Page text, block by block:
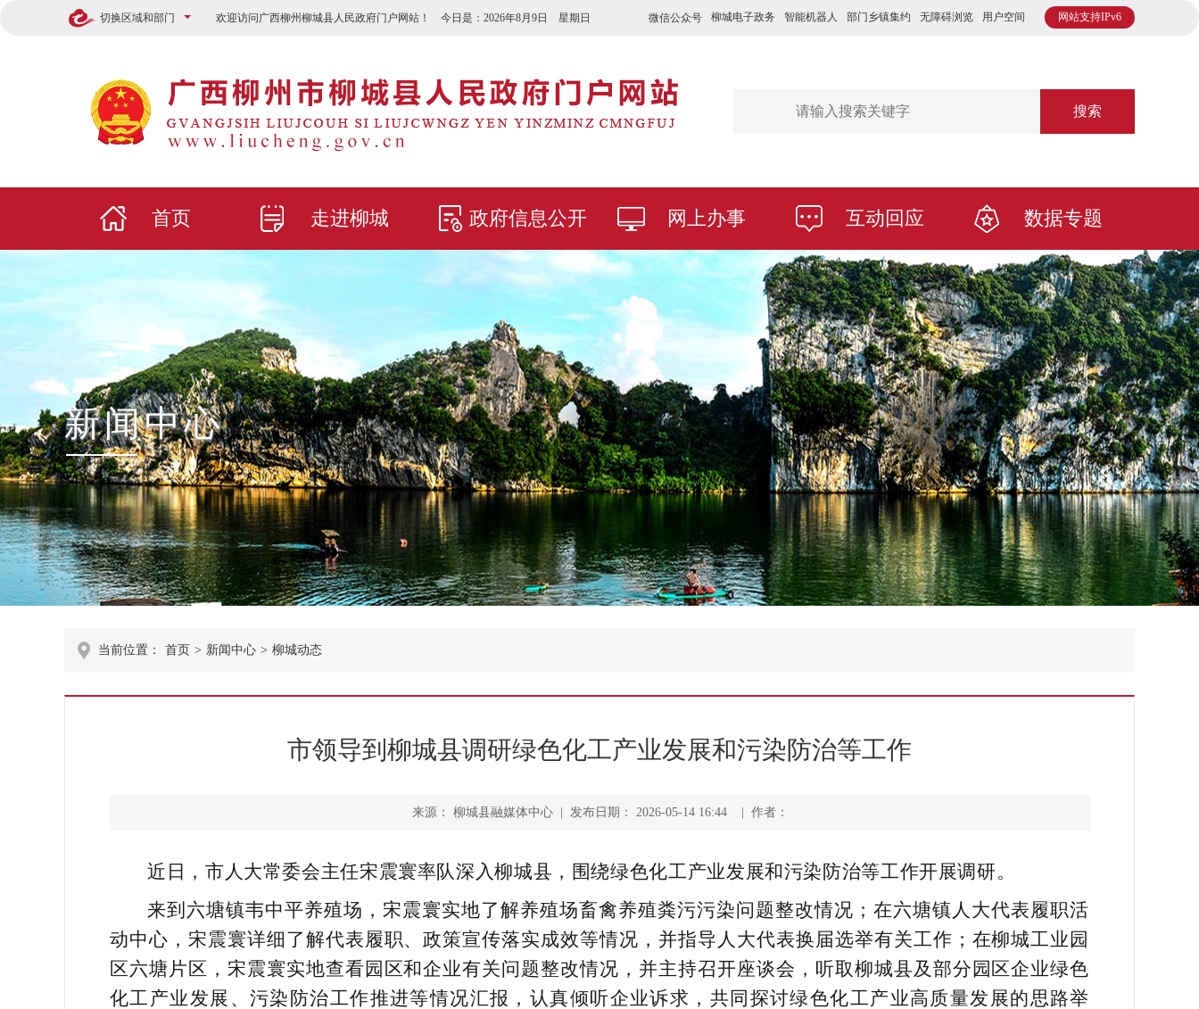
切换区域和部门 网站支持IPv6
微信公众号 柳城电子政务 智能机器人 部门乡镇集约 无障碍浏览 用户空间
欢迎访问广西柳州柳城县人民政府门户网站！ 今日是： 2026年8月9日 星期日
搜索
首页 走进柳城 政府信息公开 网上办事 互动回应 数据专题
新闻中心
当前位置： 首页 > 新闻中心 > 柳城动态
市领导到柳城县调研绿色化工产业发展和污染防治等工作
来源： 柳城县融媒体中心 | 发布日期： 2026-05-14 16:44 | 作者：
近日，市人大常委会主任宋震寰率队深入柳城县，围绕绿色化工产业发展和污染防治等工作开展调研。
来到六塘镇韦中平养殖场，宋震寰实地了解养殖场畜禽养殖粪污污染问题整改情况；在六塘镇人大代表履职活
动中心，宋震寰详细了解代表履职、政策宣传落实成效等情况，并指导人大代表换届选举有关工作；在柳城工业园
区六塘片区，宋震寰实地查看园区和企业有关问题整改情况，并主持召开座谈会，听取柳城县及部分园区企业绿色
化工产业发展、污染防治工作推进等情况汇报，认真倾听企业诉求，共同探讨绿色化工产业高质量发展的思路举